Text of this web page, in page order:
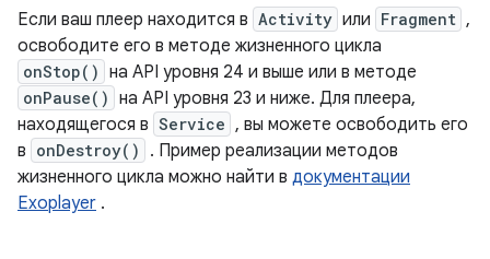
Если ваш плеер находится в Activity или Fragment ,
освободите его в методе жизненного цикла
onStop() на API уровня 24 и выше или в методе
onPause() на API уровня 23 и ниже. Для плеера,
находящегося в Service , вы можете освободить его
в onDestroy()
. Пример реализации методов
жизненного цикла можно найти в документации
Exoplayer .